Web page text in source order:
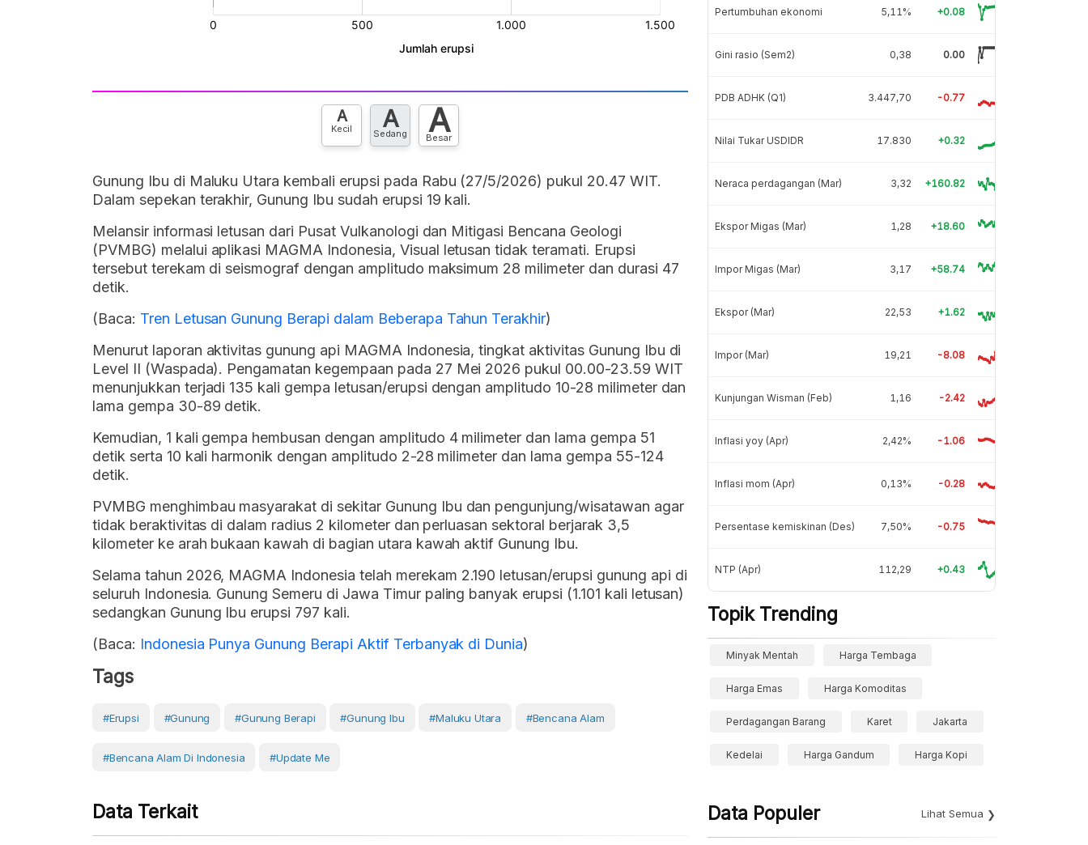
A
Kecil A
Sedang A
Besar
Gunung Ibu di Maluku Utara kembali erupsi pada Rabu (27/5/2026) pukul 20.47 WIT.
Dalam sepekan terakhir, Gunung Ibu sudah erupsi 19 kali.
Melansir informasi letusan dari Pusat Vulkanologi dan Mitigasi Bencana Geologi
(PVMBG) melalui aplikasi MAGMA Indonesia, Visual letusan tidak teramati. Erupsi
tersebut terekam di seismograf dengan amplitudo maksimum 28 milimeter dan durasi 47
detik.
(Baca: Tren Letusan Gunung Berapi dalam Beberapa Tahun Terakhir)
Menurut laporan aktivitas gunung api MAGMA Indonesia, tingkat aktivitas Gunung Ibu di
Level II (Waspada). Pengamatan kegempaan pada 27 Mei 2026 pukul 00.00-23.59 WIT
menunjukkan terjadi 135 kali gempa letusan/erupsi dengan amplitudo 10-28 milimeter dan
lama gempa 30-89 detik.
Kemudian, 1 kali gempa hembusan dengan amplitudo 4 milimeter dan lama gempa 51
detik serta 10 kali harmonik dengan amplitudo 2-28 milimeter dan lama gempa 55-124
detik.
PVMBG menghimbau masyarakat di sekitar Gunung Ibu dan pengunjung/wisatawan agar
tidak beraktivitas di dalam radius 2 kilometer dan perluasan sektoral berjarak 3,5
kilometer ke arah bukaan kawah di bagian utara kawah aktif Gunung Ibu.
Selama tahun 2026, MAGMA Indonesia telah merekam 2.190 letusan/erupsi gunung api di
seluruh Indonesia. Gunung Semeru di Jawa Timur paling banyak erupsi (1.101 kali letusan)
sedangkan Gunung Ibu erupsi 797 kali.
(Baca: Indonesia Punya Gunung Berapi Aktif Terbanyak di Dunia)
Tags
#erupsi #Gunung #gunung Berapi #Gunung Ibu #Maluku Utara #Bencana Alam
#Bencana Alam Di Indonesia #Update Me
Data Terkait
Pertumbuhan ekonomi 5,11% +0.08
Gini rasio (Sem2) 0,38 0.00
PDB ADHK (Q1) 3.447,70 -0.77
Nilai Tukar USDIDR 17.830 +0.32
Neraca perdagangan (Mar) 3,32 +160.82
Ekspor Migas (Mar) 1,28 +18.60
Impor Migas (Mar) 3,17 +58.74
Ekspor (Mar) 22,53 +1.62
Impor (Mar) 19,21 -8.08
Kunjungan Wisman (Feb) 1,16 -2.42
Inflasi yoy (Apr) 2,42% -1.06
Inflasi mom (Apr) 0,13% -0.28
Persentase kemiskinan (Des) 7,50% -0.75
NTP (Apr) 112,29 +0.43
Topik Trending
Minyak Mentah Harga Tembaga
Harga Emas Harga Komoditas
Perdagangan Barang Karet Jakarta
Kedelai Harga Gandum Harga Kopi
Data Populer Lihat Semua